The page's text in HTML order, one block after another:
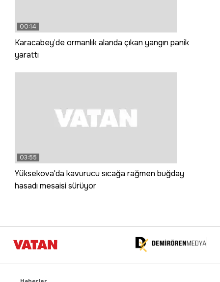
00:14
Karacabey’de ormanlık alanda çıkan yangın panik
yarattı
03:55
Yüksekova'da kavurucu sıcağa rağmen buğday
hasadı mesaisi sürüyor